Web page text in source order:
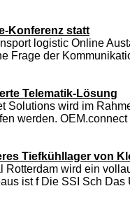
Konferenz statt
logistic Online
Frage der
Telematik-Lösung
Solutions wird im
werden. OEM.connect
Tiefkühllager von
Rotterdam wird ein
ist f Die SSI Sch